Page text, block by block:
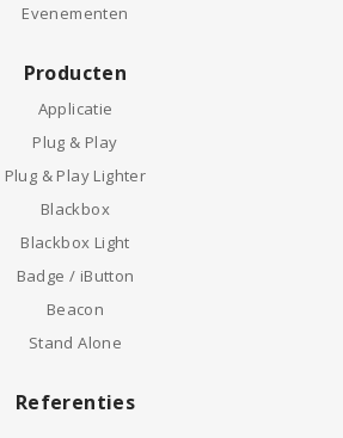
Evenementen
Producten
Applicatie
Plug & Play
Plug & Play Lighter
Blackbox
Blackbox Light
Badge / iButton
Beacon
Stand Alone
Referenties